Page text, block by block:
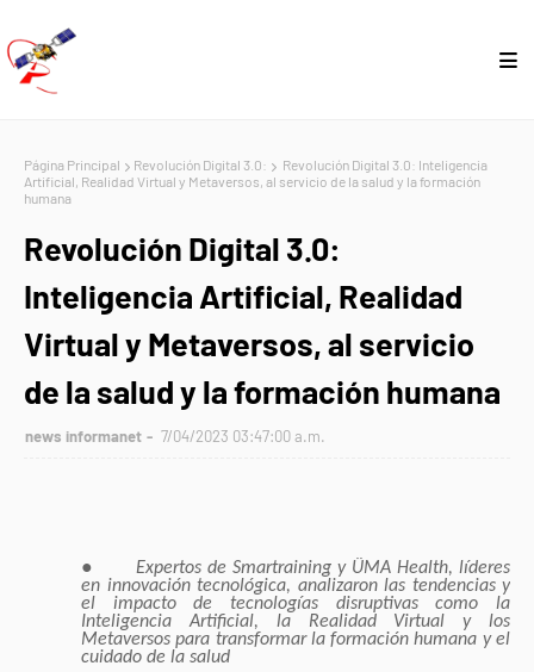
Página Principal Revolución Digital 3.0:
Revolución Digital 3.0: Inteligencia
Artificial, Realidad Virtual y Metaversos, al servicio de la salud y la formación
humana
Revolución Digital 3.0:
Inteligencia Artificial, Realidad
Virtual y Metaversos, al servicio
de la salud y la formación humana
news informanet 7/04/2023 03:47:00 a.m.
●
Expertos de Smartraining y ÜMA Health, líderes
en innovación tecnológica, analizaron las tendencias y
el impacto de tecnologías disruptivas como la
Inteligencia Artificial, la Realidad Virtual y los
Metaversos para transformar la formación humana y el
cuidado de la salud